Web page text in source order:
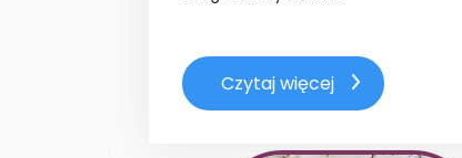
Czytaj więcej